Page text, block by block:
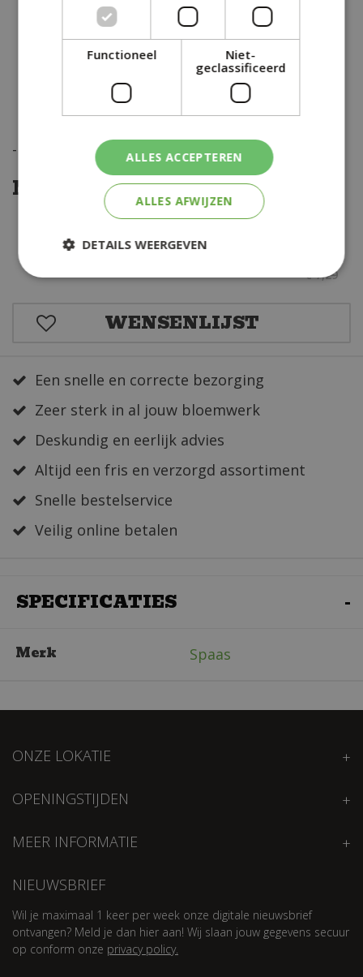
€ 7,29
Nu met 25% korting
-
Een snelle en correcte bezorging
Zeer sterk in al jouw bloemwerk
Deskundig en eerlijk advies
Altijd een fris en verzorgd assortiment
Snelle bestelservice
Veilig online betalen
SPECIFICATIES
Merk Spaas
ONZE LOKATIE
OPENINGSTIJDEN
MEER INFORMATIE
NIEUWSBRIEF
Wil je maximaal 1 keer per week onze digitale nieuwsbrief
ontvangen? Meld je dan hier aan! Wij slaan jouw gegevens secuur
op conform onze privacy policy.
Functioneel
Niet-
geclassificeerd
ALLES ACCEPTEREN
ALLES AFWIJZEN
DETAILS WEERGEVEN